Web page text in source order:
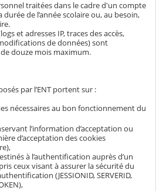
traitées dans le cadre d'un compte
de l’année scolaire ou, au besoin,
et adresses IP, traces des accès,
de données) sont
douze mois maximum.
par l’ENT portent sur :
nécessaires au bon fonctionnement du
l’information d’acceptation ou
d’acceptation des cookies
à l’authentification auprès d’un
ceux visant à assurer la sécurité du
(JESSIONID, SERVERID,